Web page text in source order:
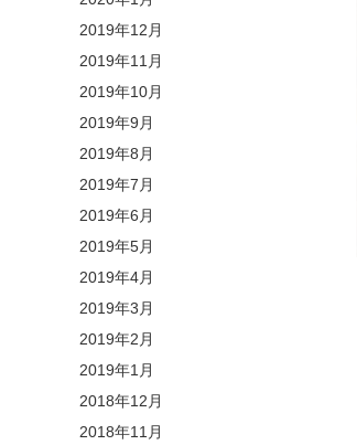
2019年12月
2019年11月
2019年10月
2019年9月
2019年8月
2019年7月
2019年6月
2019年5月
2019年4月
2019年3月
2019年2月
2019年1月
2018年12月
2018年11月